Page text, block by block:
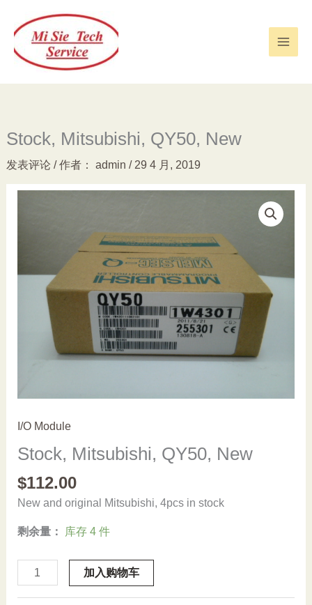
Stock, Mitsubishi, QY50, New
发表评论 / 作者： admin / 29 4 月, 2019
I/O Module
Stock, Mitsubishi, QY50, New
$112.00
New and original Mitsubishi, 4pcs in stock
剩余量： 库存 4 件
Stock,
Mitsubishi,
加入购物车